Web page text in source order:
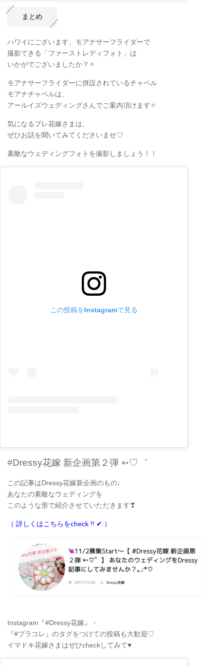
まとめ
ハワイにございます、モアナサーフライダーで
撮影できる「ファーストレディフォト」は
いかがでございましたか？✧
モアナサーフライダーに併設されているチャペル
モアナチャペルは、
アールイズウェディングさんでご案内頂けます✧
気になるプレ花嫁さまは、
ぜひお話を聞いてみてくださいませ♡
素敵なウェディングフォトを撮影しましょう！！
この投稿をInstagramで見る
#Dressy花嫁 新企画第２弾 ➳♡゛
この記事はDressy花嫁新企画のもの♩
あなたの素敵なウェディングを
このような形で紹介させていただきます❣
（ 詳しくはこちらをcheck !! ✔ ）
Instagram『#Dressy花嫁』・
『#プラコレ』のタグをつけての投稿も大歓迎♡
イマドキ花嫁さまはぜひcheckしてみて♥